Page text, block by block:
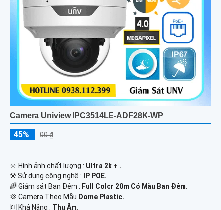
Camera Uniview IPC3514LE-ADF28K-WP
45% 00 ₫
🔆 Hình ảnh chất lượng : Ultra 2k + .
⚒ Sử dụng công nghệ :
IP POE.
🌈 Giám sát Ban Đêm : Full Color 20m Có Màu Ban Ðêm.
💢 Camera Theo Mẫu Dome Plastic.
️🆑 Khả Năng : Thu Âm.